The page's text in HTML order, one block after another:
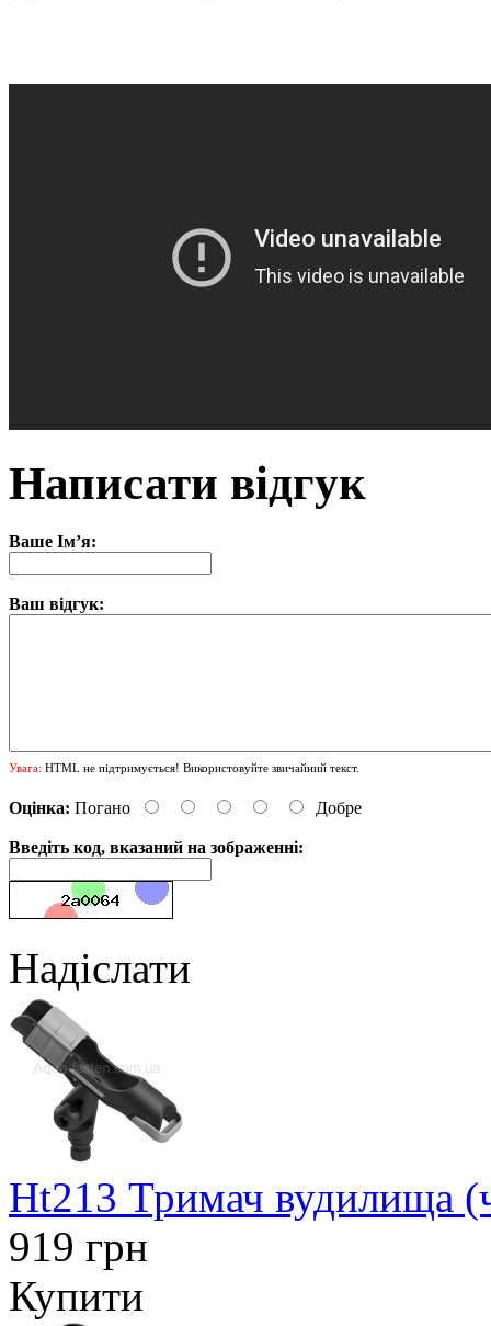
Написати відгук
Ваше Ім’я:
Ваш відгук:
Увага: HTML не підтримується! Використовуйте звичайний текст.
Оцінка: Погано Добре
Введіть код, вказаний на зображенні:
Надіслати
Ht213 Тримач вудилища
919 грн
Купити